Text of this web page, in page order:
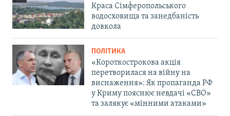
Краса Сімферопольського
водосховища та занедбаність
довкола
ПОЛІТИКА
«Короткострокова акція
перетворилася на війну на
виснаження»: Як пропаганда РФ
у Криму пояснює невдачі «СВО»
та залякує «мінними атаками»